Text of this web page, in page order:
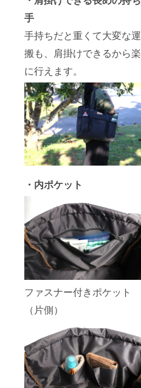
手
手持ちだと重くて大変な運
搬も、肩掛けできるから楽
に行えます。
・内ポケット
ファスナー付きポケット
（片側）